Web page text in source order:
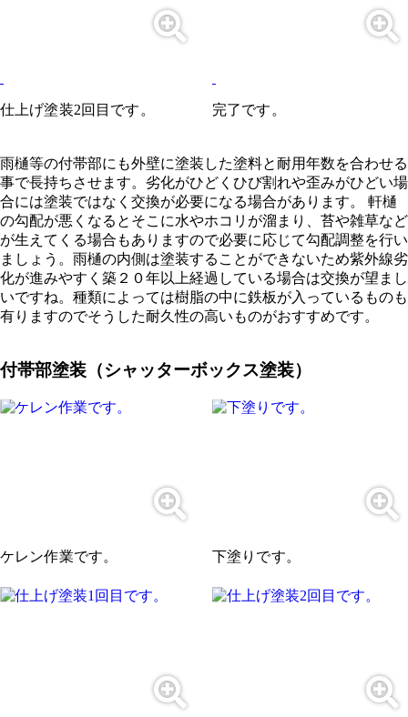
仕上げ塗装2回目です。 完了です。
雨樋等の付帯部にも外壁に塗装した塗料と耐用年数を合わせる
事で長持ちさせます。劣化がひどくひび割れや歪みがひどい場
合には塗装ではなく交換が必要になる場合があります。 軒樋
の勾配が悪くなるとそこに水やホコリが溜まり、苔や雑草など
が生えてくる場合もありますので必要に応じて勾配調整を行い
ましょう。雨樋の内側は塗装することができないため紫外線劣
化が進みやすく築２０年以上経過している場合は交換が望まし
いですね。種類によっては樹脂の中に鉄板が入っているものも
有りますのでそうした耐久性の高いものがおすすめです。
付帯部塗装（シャッターボックス塗装）
ケレン作業です。 下塗りです。